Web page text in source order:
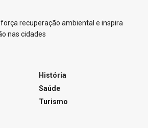
recuperação ambiental e inspira
nas cidades
História
Saúde
Turismo